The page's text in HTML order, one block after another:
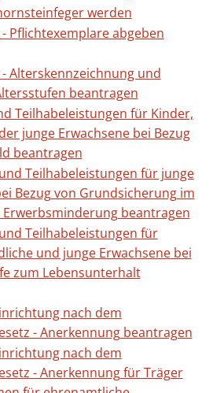
werden
Pflichtexemplare abgeben
Alterskennzeichnung und
beantragen
Teilhabeleistungen für Kinder,
junge Erwachsene bei Bezug
beantragen
Teilhabeleistungen für junge
Bezug von Grundsicherung im
beantragen
Teilhabeleistungen für
und junge Erwachsene bei
zum Lebensunterhalt
nach dem
- Anerkennung beantragen
nach dem
- Anerkennung für Träger